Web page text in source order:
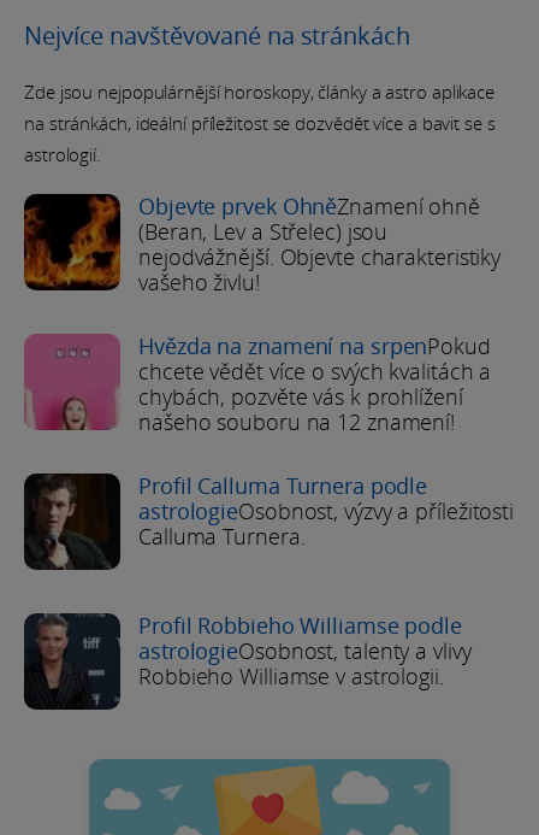
Nejvíce navštěvované na stránkách
Zde jsou nejpopulárnější horoskopy, články a astro aplikace
na stránkách, ideální příležitost se dozvědět více a bavit se s
astrologií.
Objevte prvek OhněZnamení ohně
(Beran, Lev a Střelec) jsou
nejodvážnější. Objevte charakteristiky
vašeho živlu!
Hvězda na znamení na srpenPokud
chcete vědět více o svých kvalitách a
chybách, pozvěte vás k prohlížení
našeho souboru na 12 znamení!
Profil Calluma Turnera podle
astrologieOsobnost, výzvy a příležitosti
Calluma Turnera.
Profil Robbieho Williamse podle
astrologieOsobnost, talenty a vlivy
Robbieho Williamse v astrologii.